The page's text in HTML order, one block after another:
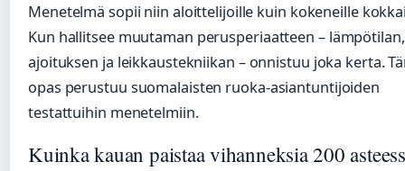
Menetelmä sopii niin aloittelijoille kuin kokeneille
Kun hallitsee muutaman perusperiaatteen – lämpötilan,
ajoituksen ja leikkaustekniikan – onnistuu joka kerta.
opas perustuu suomalaisten ruoka-asiantuntijoiden
testattuihin menetelmiin.
Kuinka kauan paistaa vihanneksia 200